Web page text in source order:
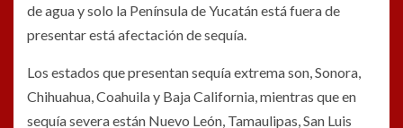
de agua y solo la Península de Yucatán está fuera de
presentar está afectación de sequía.
Los estados que presentan sequía extrema son, Sonora,
Chihuahua, Coahuila y Baja California, mientras que en
sequía severa están Nuevo León, Tamaulipas, San Luis